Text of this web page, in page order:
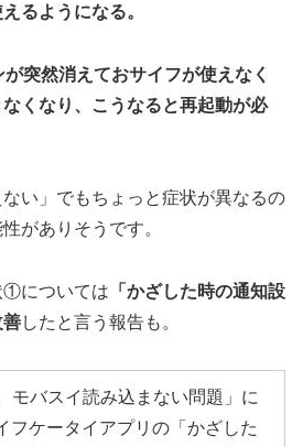
るようになる。
突然消えておサイフが使えなく
くなり、こうなると再起動が必
い」でもちょっと症状が異なるの
がありそうです。
①については 「かざした時の通知設
善したと言う報告も。
モバスイ読み込まない問題」に
フケータイアプリの「かざした